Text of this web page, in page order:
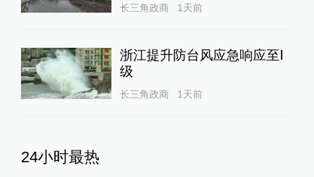
长三角政商 1天前
浙江提升防台风应急响应至Ⅰ
级
长三角政商 1天前
24小时最热